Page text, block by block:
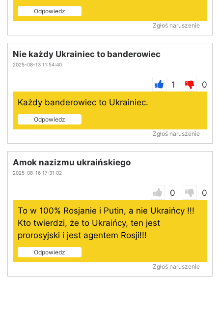
Odpowiedz
Zgłoś naruszenie
Nie każdy Ukrainiec to banderowiec
2025-08-13 11:54:40
1
0
Każdy banderowiec to Ukrainiec.
Odpowiedz
Zgłoś naruszenie
Amok nazizmu ukraińskiego
2025-08-16 17:31:02
0
0
To w 100% Rosjanie i Putin, a nie Ukraińcy !!!
Kto twierdzi, że to Ukraińcy, ten jest
prorosyjski i jest agentem Rosji!!!
Odpowiedz
Zgłoś naruszenie